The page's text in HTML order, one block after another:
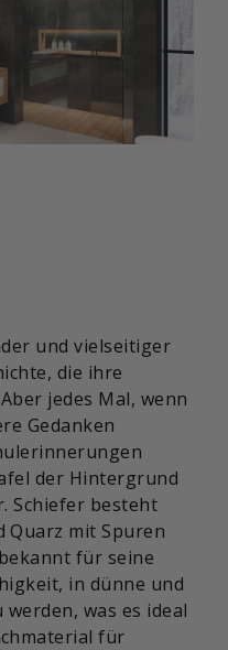
und vielseitiger
die ihre
jedes Mal, wenn
Gedanken
der Hintergrund
Schiefer besteht
Quarz mit Spuren
für seine
in dünne und
was es ideal
für